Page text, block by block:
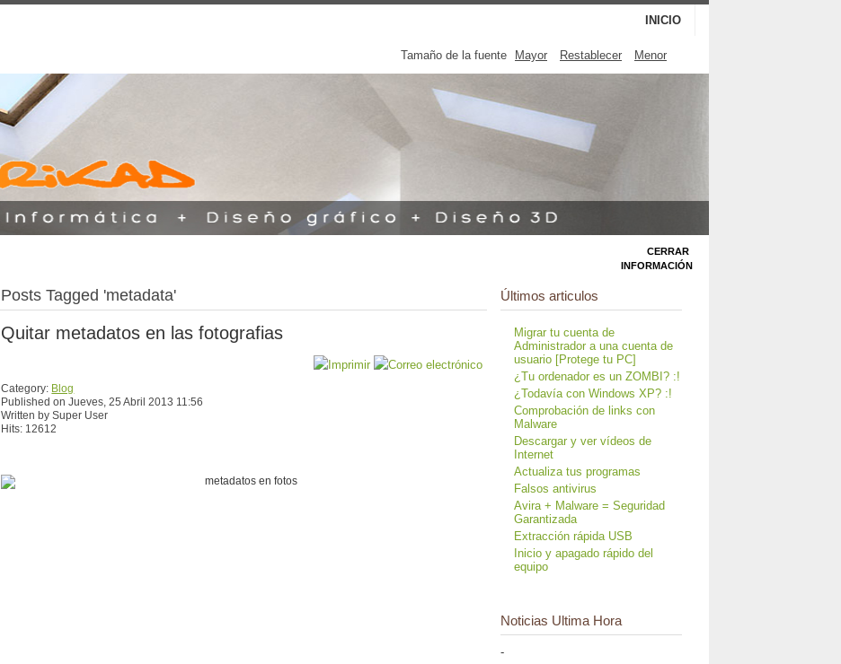
INICIO
Tamaño de la fuente Mayor Restablecer Menor
Posts Tagged 'metadata'
Quitar metadatos en las fotografias
Category: Blog
Published on Jueves, 25 Abril 2013 11:56
Written by Super User
Hits: 12612
CERRAR
INFORMACIÓN
Últimos articulos
Migrar tu cuenta de
Administrador a una cuenta de
usuario [Protege tu PC]
¿Tu ordenador es un ZOMBI? :!
¿Todavía con Windows XP? :!
Comprobación de links con
Malware
Descargar y ver vídeos de
Internet
Actualiza tus programas
Falsos antivirus
Avira + Malware = Seguridad
Garantizada
Extracción rápida USB
Inicio y apagado rápido del
equipo
Noticias Ultima Hora
-